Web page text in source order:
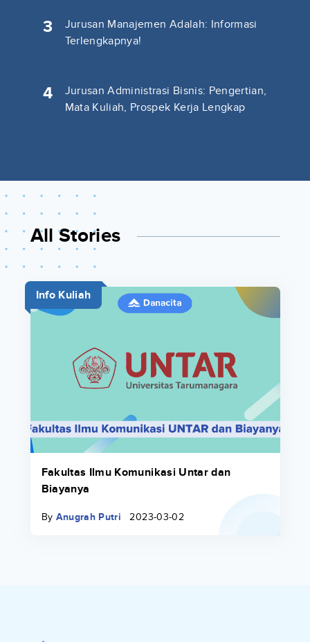
3
Jurusan Manajemen Adalah: Informasi
Terlengkapnya!
4
Jurusan Administrasi Bisnis: Pengertian,
Mata Kuliah, Prospek Kerja Lengkap
All Stories
Info Kuliah
Fakultas Ilmu Komunikasi Untar dan
Biayanya
By Anugrah Putri 2023-03-02